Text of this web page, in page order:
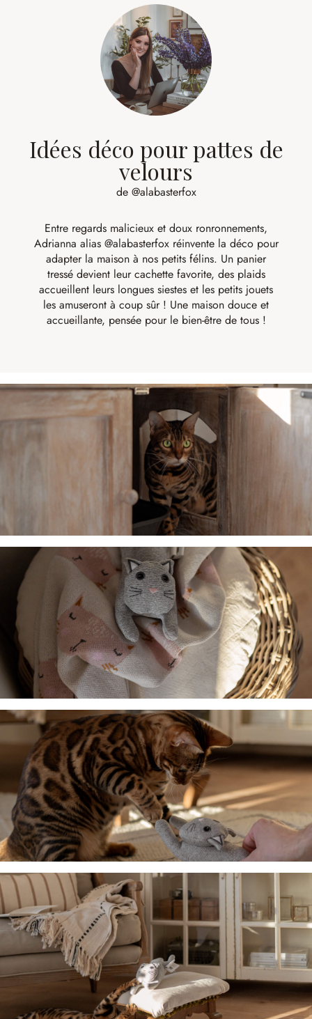
Idées déco pour pattes de
velours
de @alabasterfox
Entre regards malicieux et doux ronronnements,
Adrianna alias @alabasterfoxréinvente la déco pour
adapter la maison à nos petits félins. Un panier
tressé devient leur cachette favorite, des plaids
accueillent leurs longues siestes et les petits jouets
les amuseront à coup sûr ! Une maison douce et
accueillante, pensée pour le bien-être de tous !